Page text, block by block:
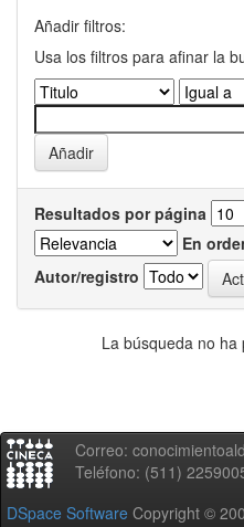
Añadir filtros:
Usa los filtros para afinar la
Resultados por página
En
Autor/registro
La búsqueda no ha
Correo:
Teléfono: (511)
DSpace Software Copyright ©